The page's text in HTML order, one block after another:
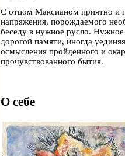
С отцом Максианом приятно и
напряжения, порождаемого
беседу в нужное русло.
дорогой памяти, иногда
осмысления пройденного и
прочувствованного бытия.
О себе